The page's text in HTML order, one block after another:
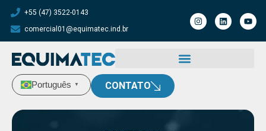
+55 (47) 3522-0143
comercial01@equimatec.ind.br
Português ▼ CONTATO